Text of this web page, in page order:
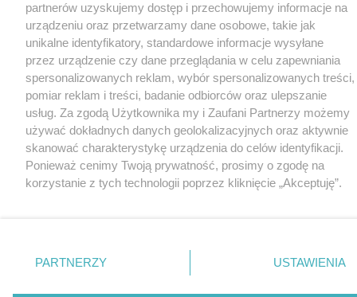
partnerów uzyskujemy dostęp i przechowujemy informacje na
urządzeniu oraz przetwarzamy dane osobowe, takie jak
unikalne identyfikatory, standardowe informacje wysyłane
przez urządzenie czy dane przeglądania w celu zapewniania
spersonalizowanych reklam, wybór spersonalizowanych treści,
pomiar reklam i treści, badanie odbiorców oraz ulepszanie
usług. Za zgodą Użytkownika my i Zaufani Partnerzy możemy
używać dokładnych danych geolokalizacyjnych oraz aktywnie
skanować charakterystykę urządzenia do celów identyfikacji.
Ponieważ cenimy Twoją prywatność, prosimy o zgodę na
korzystanie z tych technologii poprzez kliknięcie „Akceptuję”.
nie wymagają zgody użytkownika, ale masz prawo sprzeciwić
się takiemu przetwarzaniu. Preferencje będą miały
PARTNERZY USTAWIENIA